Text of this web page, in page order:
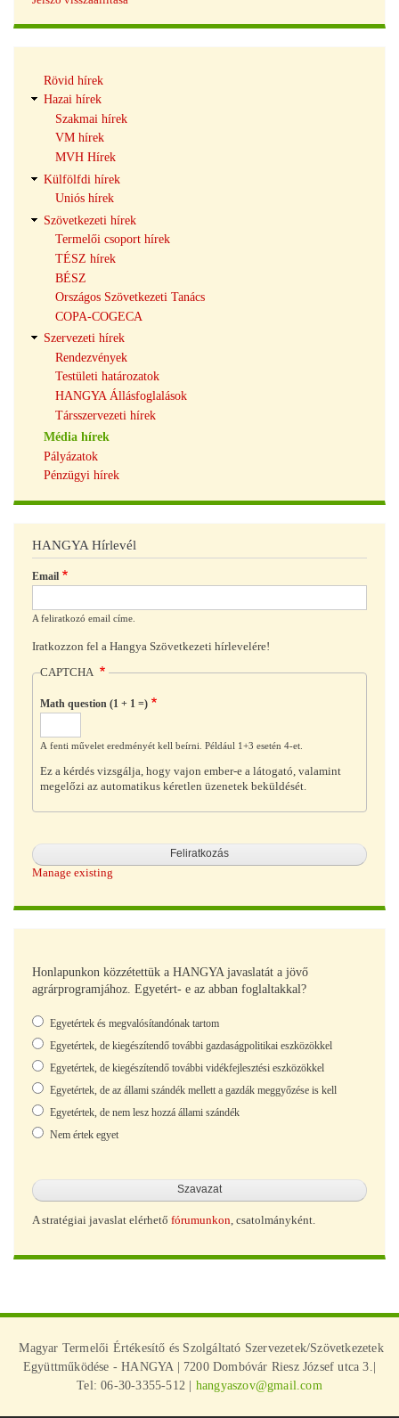
navigáció
Rövid hírek
Hazai hírek
Szakmai hírek
VM hírek
MVH Hírek
Külfölfdi hírek
Uniós hírek
Szövetkezeti hírek
Termelői csoport hírek
TÉSZ hírek
BÉSZ
Országos Szövetkezeti Tanács
COPA-COGECA
Szervezeti hírek
Rendezvények
Testületi határozatok
HANGYA Állásfoglalások
Társszervezeti hírek
Média hírek
Pályázatok
Pénzügyi hírek
HANGYA Hírlevél
Email
A feliratkozó email címe.
Iratkozzon fel a Hangya Szövetkezeti hírlevelére!
CAPTCHA
Math question (1 + 1 =)
A fenti művelet eredményét kell beírni. Például 1+3 esetén 4-et.
Ez a kérdés vizsgálja, hogy vajon ember-e a látogató, valamint
megelőzi az automatikus kéretlen üzenetek beküldését.
Manage existing
Honlapunkon közzétettük a HANGYA javaslatát a jövő
agrárprogramjához. Egyetért- e az abban foglaltakkal?
Választások
Egyetértek és megvalósítandónak tartom
Egyetértek, de kiegészítendő további gazdaságpolitikai eszközökkel
Egyetértek, de kiegészítendő további vidékfejlesztési eszközökkel
Egyetértek, de az állami szándék mellett a gazdák meggyőzése is kell
Egyetértek, de nem lesz hozzá állami szándék
Nem értek egyet
A stratégiai javaslat elérhető fórumunkon, csatolmányként.
Magyar Termelői Értékesítő és Szolgáltató Szervezetek/Szövetkezetek
Együttműködése - HANGYA | 7200 Dombóvár Riesz József utca 3.|
Tel: 06-30-3355-512 | hangyaszov@gmail.com